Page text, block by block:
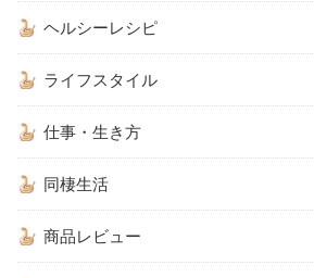
ヘルシーレシピ
ライフスタイル
仕事・生き方
同棲生活
商品レビュー